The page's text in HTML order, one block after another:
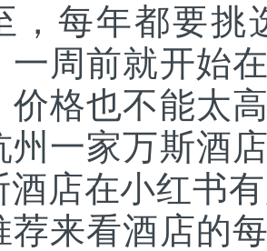
，每年都要挑
一周前就开始
价格也不能太
州一家万斯酒
酒店在小红书
荐来看酒店的